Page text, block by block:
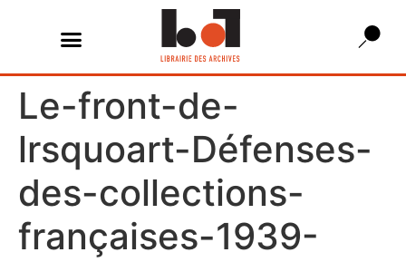
Le-front-de-
lrsquoart-Défenses-
des-collections-
françaises-1939-